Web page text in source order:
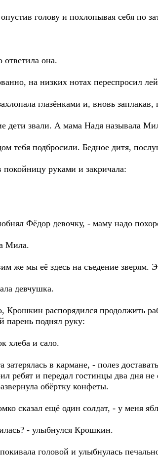
голову и похлопывая себя по
она.
на низких нотах переспросил
глазёнками и, вновь заплакав,
дети звали. А мама Надя называла
тебя подбросили. Бедное дитя,
руками и закричала:
Фёдор девочку, - маму надо
Мила.
же мы её здесь на съедение зверям.
девчушка.
Крошкин распорядился продолжить
парень поднял руку:
хлеба и сало.
в кармане, - полез
ребят и передал гостинцы два дня
обёртку конфеты.
сказал ещё один солдат, - у меня
- улыбнулся Крошкин.
головой и улыбнулась